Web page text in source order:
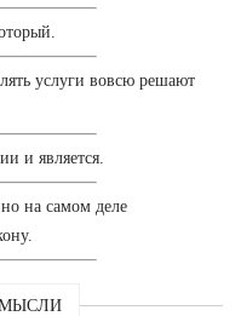
услуги вовсю решают
и является.
на самом деле